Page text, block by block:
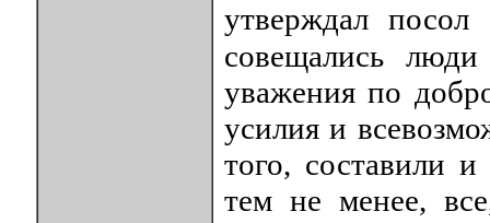
утверждал
совещались
уважения по
усилия и
того, составили
тем не менее,